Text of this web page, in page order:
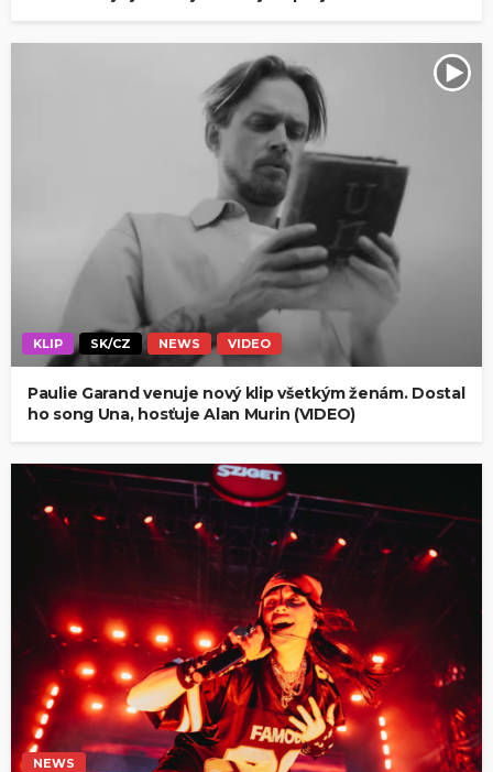
KLIP SK/CZ NEWS VIDEO
Paulie Garand venuje nový klip všetkým ženám. Dostal
ho song Una, hosťuje Alan Murin (VIDEO)
NEWS